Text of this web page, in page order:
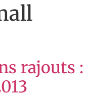
rajouts :